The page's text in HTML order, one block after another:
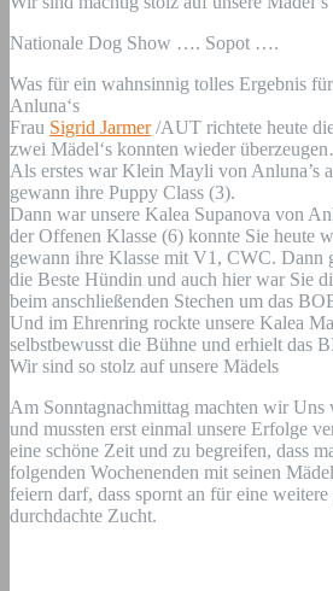
Nationale Dog Show …. Sopot ….
Was für ein wahnsinnig tolles Ergebnis
Anluna‘s
Frau Sigrid Jarmer/AUT richtete heute
zwei Mädel‘s konnten wieder
Als erstes war Klein Mayli von Anluna’s
gewann ihre Puppy Class (3).
Dann war unsere Kalea Supanova von
der Offenen Klasse (6) konnte Sie heute
gewann ihre Klasse mit V1, CWC. Dann
die Beste Hündin und auch hier war Sie
beim anschließenden Stechen um das
Und im Ehrenring rockte unsere Kalea
selbstbewusst die Bühne und erhielt das
Wir sind so stolz auf unsere Mädels
Am Sonntagnachmittag machten wir
und mussten erst einmal unsere Erfolge
eine schöne Zeit und zu begreifen, dass
folgenden Wochenenden mit seinen
feiern darf, dass spornt an für eine
durchdachte Zucht.